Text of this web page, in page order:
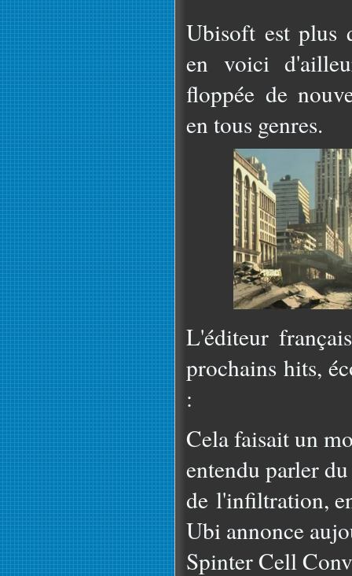
Ubisoft est plus
en voici
floppée de
en tous genres.
L'éditeur
prochains hits,
:
Cela faisait un
entendu parler
de l'infiltration,
Ubi annonce
Spinter Cell